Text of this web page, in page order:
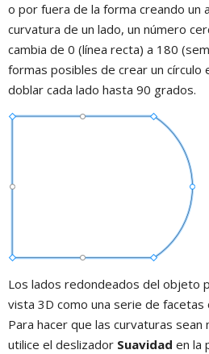
o por fuera de la forma creando un
curvatura de un lado, un número
cambia de 0 (línea recta) a 180
formas posibles de crear un círculo
doblar cada lado hasta 90 grados.
Los lados redondeados del objeto
vista 3D como una serie de facetas
Para hacer que las curvaturas sean
utilice el deslizador Suavidad en la